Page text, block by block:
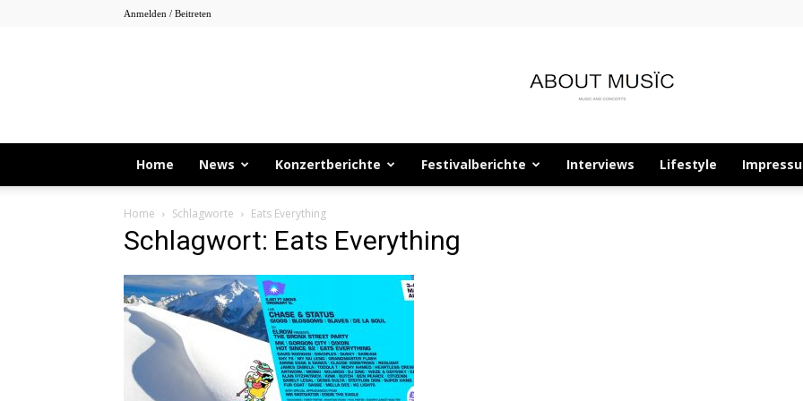
Anmelden / Beitreten
About
Home News Konzertberichte Festivalberichte Interviews Lifestyle
Home Schlagworte Eats Everything
Schlagwort: Eats Everything